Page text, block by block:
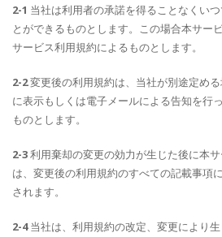
2-1 当社は利用者の承諾を得ることなくい
とができるものとします。この場合本サー
サービス利用規約によるものとします。
2-2変更後の利用規約は、当社が別途定め
に表示もしくは電子メールによる告知を行
ものとします。
2-3利用棄却の変更の効力が生じた後に本
は、変更後の利用規約のすべての記載事項
されます。
2-4当社は、利用規約の改定、変更により